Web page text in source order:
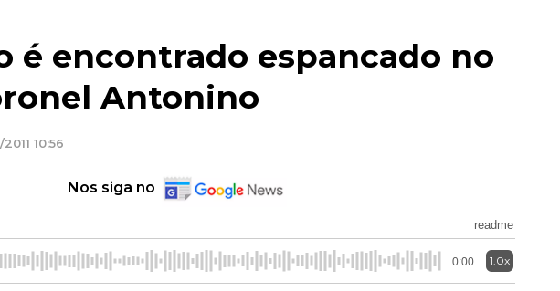
é encontrado espancado no
Antonino
10:56
Nos siga no
readme
0:00 1.0x